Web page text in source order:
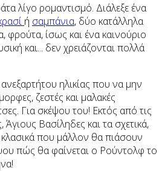
λίγο ρομαντισμό. Διάλεξε ένα
ή σαμπάνια, δύο κατάλληλα
φρούτα, ίσως και ένα καινούριο
και... δεν χρειάζονται πολλά
ηλικίας που να μην
ζεστές και μαλακές
Για σκέψου του! Εκτός από τις
Βασίληδες και τα σχετικά,
που μάλλον θα πιάσουν
πώς θα φαίνεται ο Ρούντολφ το